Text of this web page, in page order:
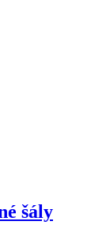
šály